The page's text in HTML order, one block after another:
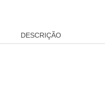
DESCRIÇÃO